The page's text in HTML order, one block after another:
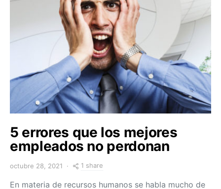
5 errores que los mejores
empleados no perdonan
octubre 28, 2021 1 share
En materia de recursos humanos se habla mucho de